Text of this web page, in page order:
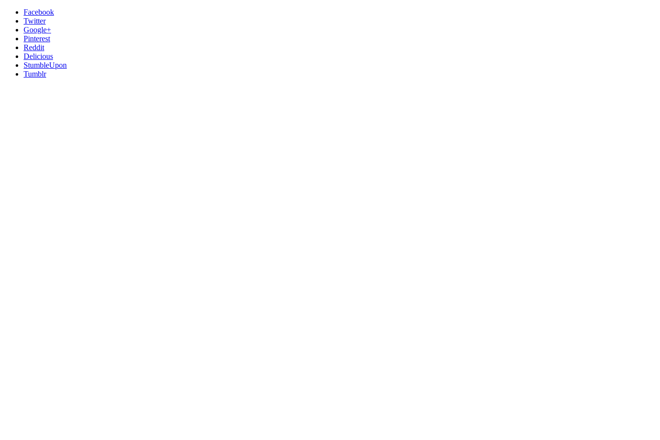
Facebook
Twitter
Google+
Pinterest
Reddit
Delicious
StumbleUpon
Tumblr